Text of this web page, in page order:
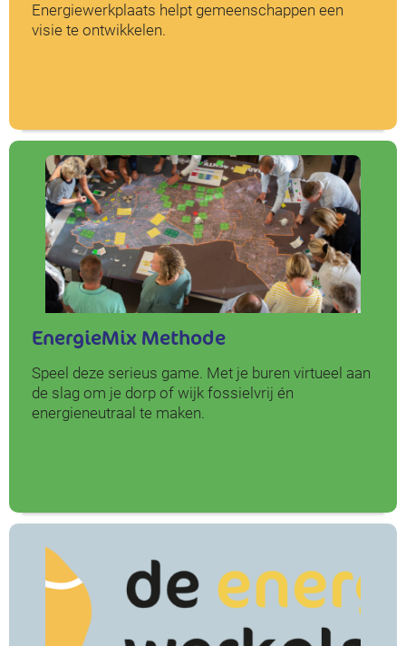
Energiewerkplaats helpt gemeenschappen een
visie te ontwikkelen.
EnergieMix Methode
Speel deze serieus game. Met je buren virtueel aan
de slag om je dorp of wijk fossielvrij én
energieneutraal te maken.